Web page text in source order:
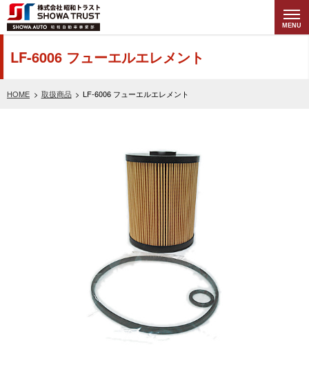
株式会社昭和トラ
スト (SHOWA
MENU
HOME 取扱商品 LF-6006 フューエルエレメント
LF-6006 フューエルエレメント